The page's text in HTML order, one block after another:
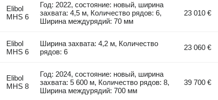
Elibol
MHS 6
Год: 2022, состояние: новый, ширина
захвата: 4,5 м, Количество рядов: 6,
Ширина междурядий: 70 мм
23 010 €
Elibol
MHS 6
Ширина захвата: 4,2 м, Количество
рядов: 6
23 060 €
Elibol
MHS 8
Год: 2024, состояние: новый, ширина
захвата: 5 600 м, Количество рядов: 8,
Ширина междурядий: 700 мм
39 700 €